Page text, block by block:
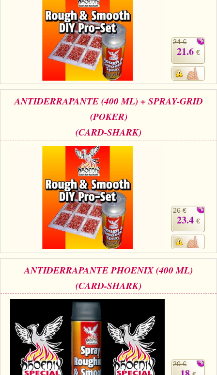
24 €
21.6 €
ANTIDERRAPANTE (400 ML) + SPRAY-GRID
(POKER)
(CARD-SHARK)
26 €
23.4 €
ANTIDERRAPANTE PHOENIX (400 ML)
(CARD-SHARK)
20 €